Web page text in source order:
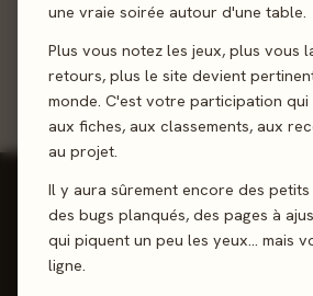
une vraie soirée autour d'une table.
Plus vous notez les jeux, plus vous
retours, plus le site devient
monde. C'est votre participation
aux fiches, aux classements, aux
au projet.
Il y aura sûrement encore des
des bugs planqués, des pages à
qui piquent un peu les yeux… mais
ligne.
Reviews, Avis & Tendances